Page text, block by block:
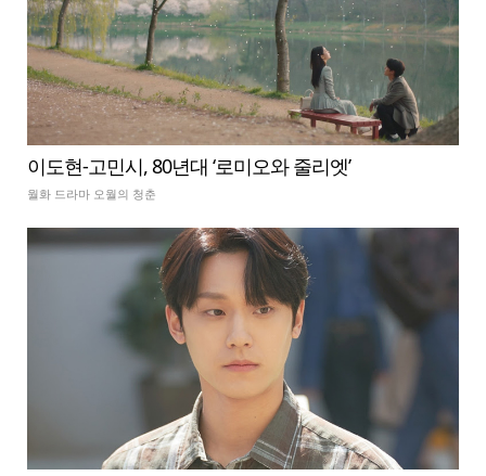
이도현-고민시, 80년대 ‘로미오와 줄리엣’
월화 드라마 오월의 청춘